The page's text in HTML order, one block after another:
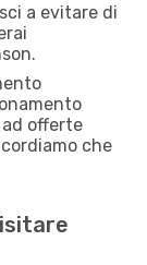
a evitare di
ad offerte
che